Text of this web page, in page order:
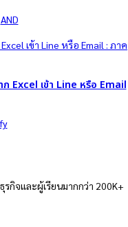
AND
Excel เข้า Line หรือ Email
กิจและผู้เรียนมากกว่า 200K+